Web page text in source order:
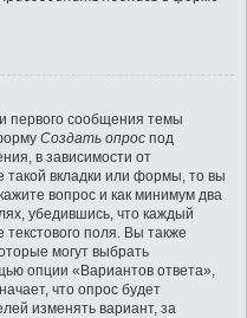
первого сообщения темы
Создать опрос под
в зависимости от
такой вкладки или формы, то вы
вопрос и как минимум два
убедившись, что каждый
текстового поля. Вы также
могут выбрать
опции «Вариантов ответа»,
что опрос будет
изменять вариант, за